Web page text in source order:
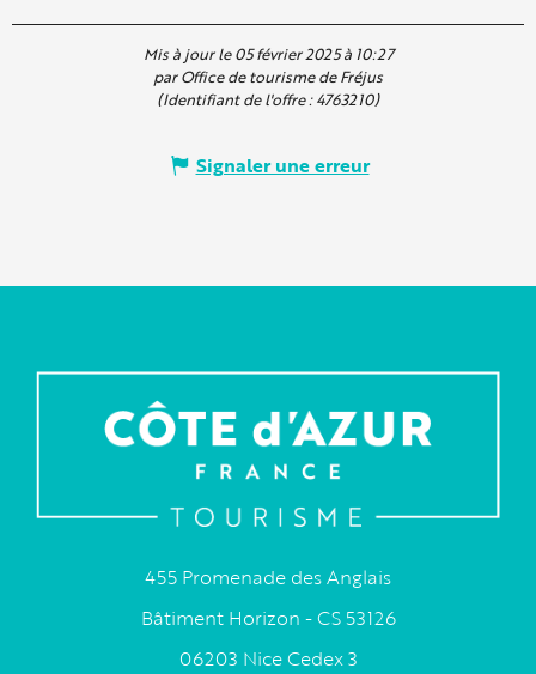
Mis à jour le 05 février 2025 à 10:27
par Office de tourisme de Fréjus
(Identifiant de l'offre :4763210)
Signaler une erreur
455 Promenade des Anglais
Bâtiment Horizon - CS 53126
06203 Nice Cedex 3